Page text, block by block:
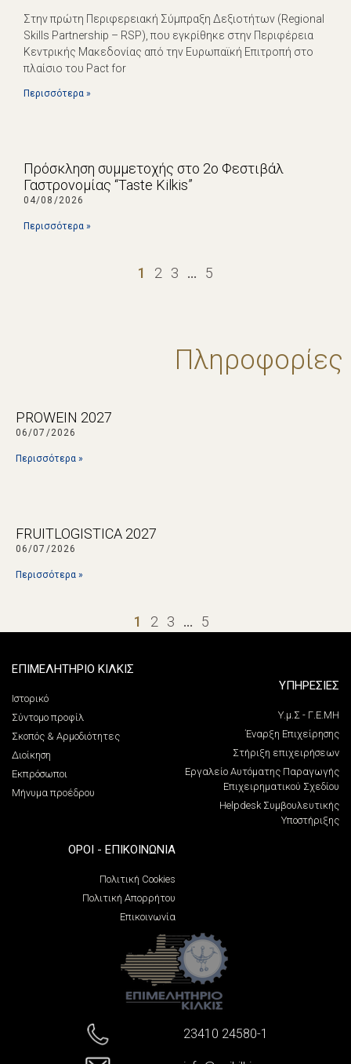
Στην πρώτη Περιφερειακή Σύμπραξη Δεξιοτήτων (Regional
Skills Partnership – RSP), που εγκρίθηκε στην Περιφέρεια
Κεντρικής Μακεδονίας από την Ευρωπαϊκή Επιτροπή στο
πλαίσιο του Pact for
Περισσότερα »
Πρόσκληση συμμετοχής στο 2ο Φεστιβάλ
Γαστρονομίας “Taste Kilkis”
04/08/2026
Περισσότερα »
1 2 3 … 5
Πληροφορίες
PROWEIN 2027
06/07/2026
Περισσότερα »
FRUITLOGISTICA 2027
06/07/2026
Περισσότερα »
1 2 3 … 5
ΕΠΙΜΕΛΗΤΗΡΙΟ ΚΙΛΚΙΣ
Ιστορικό
Σύντομο προφίλ
Σκοπός & Αρμοδιότητες
Διοίκηση
Εκπρόσωποι
Μήνυμα προέδρου
ΥΠΗΡΕΣΙΕΣ
Υ.μ.Σ - Γ.Ε.ΜΗ
Έναρξη Επιχείρησης
Στήριξη επιχειρήσεων
Εργαλείο Αυτόματης Παραγωγής
Επιχειρηματικού Σχεδίου
Helpdesk Συμβουλευτικής
Υποστήριξης
ΌΡΟΙ - ΕΠΙΚΟΙΝΩΝΊΑ
Πολιτική Cookies
Πολιτική Απορρήτου
Επικοινωνία
23410 24580-1